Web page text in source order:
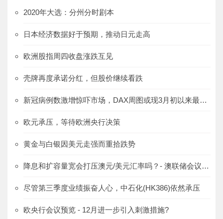
2020年大选：分州分时剧本
日本经济数据好于预期，推动日元走高
欧洲股指周四收盘涨跌互见
壳牌再度承诺分红，但股价继续看跌
新冠病例数激增惊吓市场，DAX周图或现3月初以来最大跌幅
欧元承压，等待欧洲央行决策
黄金与白银因美元走强而重拾跌势
降息和扩容量宽会打压澳元/美元汇率吗？- 澳联储会议预览
尽管第三季度业绩振奋人心，中石化(HK386)依然承压
欧央行会议预览 - 12月进一步引入刺激措施?